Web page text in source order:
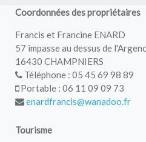
Coordonnées des propriétaires
Francis et Francine ENARD
57 impasse au dessus de
16430 CHAMPNIERS
Téléphone : 05 45 69 98 89
Portable : 06 11 09 09 73
enardfrancis@wanadoo.fr
Tourisme